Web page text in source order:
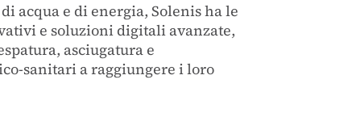
acqua e di energia, Solenis ha le
e soluzioni digitali avanzate,
asciugatura e
sanitari a raggiungere i loro